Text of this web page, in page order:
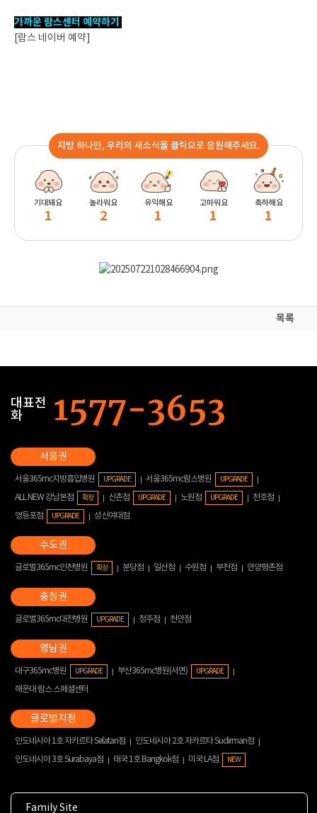
가까운 람스센터 예약하기
[람스 네이버 예약]
지방 하나만, 우리의 새소식을 클릭으로 응원해주세요.
기대돼요
1
놀라워요
2
유익해요
1
고마워요
1
축하해요
1
목록
대표전
화
서울365mc지방흡입병원 UPGRADE 서울365mc람스병원 UPGRADE
ALL NEW 강남본점 확장 신촌점 UPGRADE 노원점 UPGRADE
천호점
영등포점
UPGRADE 성신여대점
글로벌365mc인천병원 확장 분당점 일산점 수원점 부천점 안양평촌점
글로벌365mc대전병원 UPGRADE 청주점 천안점
대구365mc병원 UPGRADE 부산365mc병원(서면) UPGRADE
해운대 람스 스페셜센터
인도네시아 1호 자카르타 Selatan점
인도네시아 2호 자카르타 Sudirman점
인도네시아 3호 Surabaya점
태국 1호 Bangkok점 미국 LA점 NEW
Family Site